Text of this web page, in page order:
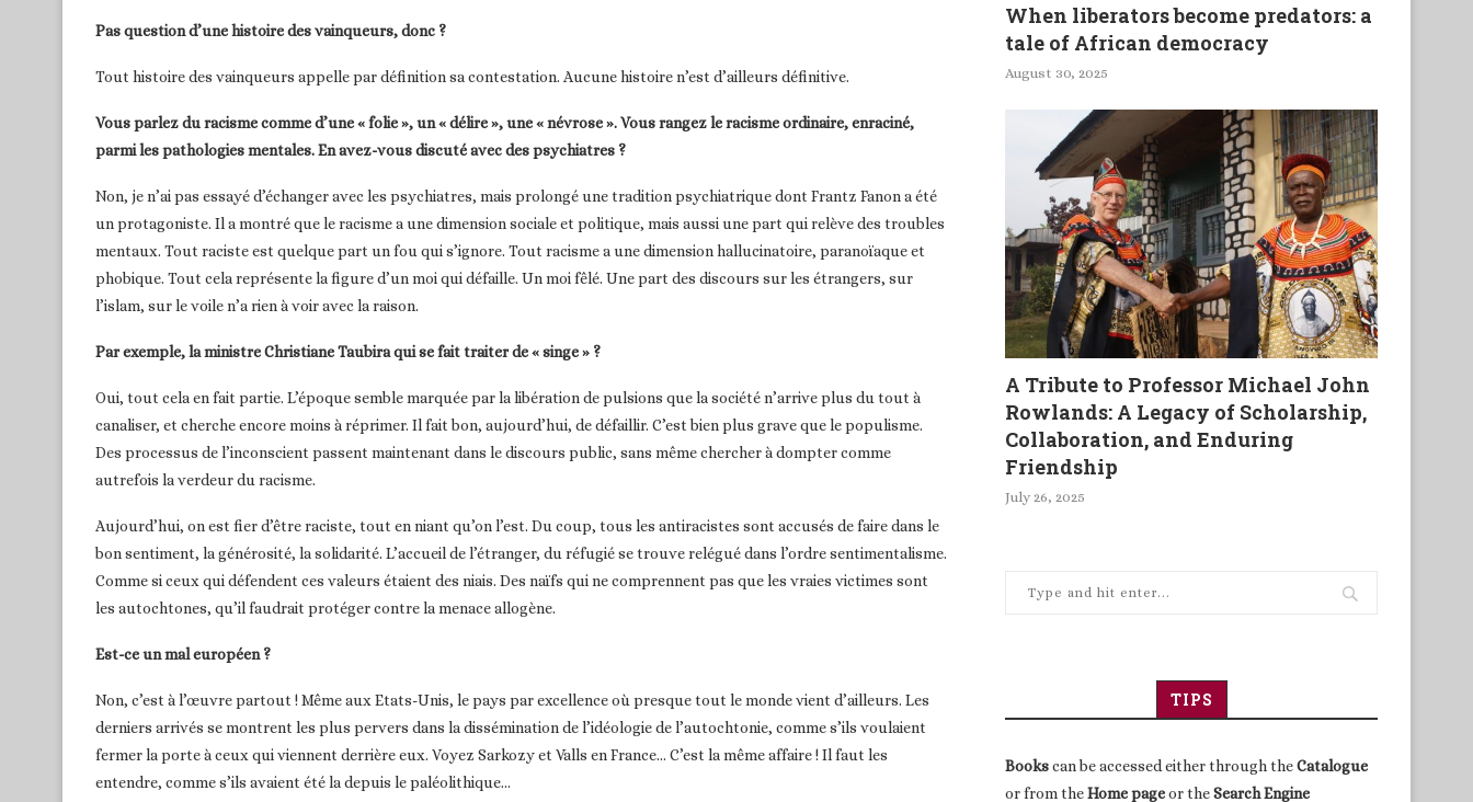
Pas question d’une histoire des vainqueurs, donc ?
Tout histoire des vainqueurs appelle par définition sa contestation. Aucune histoire n’est d’ailleurs définitive.
Vous parlez du racisme comme d’une « folie », un « délire », une « névrose ». Vous rangez le racisme ordinaire, enraciné,
parmi les pathologies mentales. En avez-vous discuté avec des psychiatres ?
Non, je n’ai pas essayé d’échanger avec les psychiatres, mais prolongé une tradition psychiatrique dont Frantz Fanon a été
un protagoniste. Il a montré que le racisme a une dimension sociale et politique, mais aussi une part qui relève des troubles
mentaux. Tout raciste est quelque part un fou qui s’ignore. Tout racisme a une dimension hallucinatoire, paranoïaque et
phobique. Tout cela représente la figure d’un moi qui défaille. Un moi fêlé. Une part des discours sur les étrangers, sur
l’islam, sur le voile n’a rien à voir avec la raison.
Par exemple, la ministre Christiane Taubira qui se fait traiter de « singe » ?
Oui, tout cela en fait partie. L’époque semble marquée par la libération de pulsions que la société n’arrive plus du tout à
canaliser, et cherche encore moins à réprimer. Il fait bon, aujourd’hui, de défaillir. C’est bien plus grave que le populisme.
Des processus de l’inconscient passent maintenant dans le discours public, sans même chercher à dompter comme
autrefois la verdeur du racisme.
Aujourd’hui, on est fier d’être raciste, tout en niant qu’on l’est. Du coup, tous les antiracistes sont accusés de faire dans le
bon sentiment, la générosité, la solidarité. L’accueil de l’étranger, du réfugié se trouve relégué dans l’ordre sentimentalisme.
Comme si ceux qui défendent ces valeurs étaient des niais. Des naïfs qui ne comprennent pas que les vraies victimes sont
les autochtones, qu’il faudrait protéger contre la menace allogène.
Est-ce un mal européen ?
Non, c’est à l’œuvre partout ! Même aux Etats-Unis, le pays par excellence où presque tout le monde vient d’ailleurs. Les
derniers arrivés se montrent les plus pervers dans la dissémination de l’idéologie de l’autochtonie, comme s’ils voulaient
fermer la porte à ceux qui viennent derrière eux. Voyez Sarkozy et Valls en France… C’est la même affaire ! Il faut les
entendre, comme s’ils avaient été la depuis le paléolithique…
When liberators become predators: a
tale of African democracy
August 30, 2025
A Tribute to Professor Michael John
Rowlands: A Legacy of Scholarship,
Collaboration, and Enduring
Friendship
July 26, 2025
TIPS
Bookscan be accessed either through theCatalogue
or from theHome pageor theSearch Engine